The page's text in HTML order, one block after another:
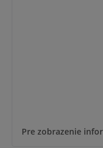
Pre zobrazenie